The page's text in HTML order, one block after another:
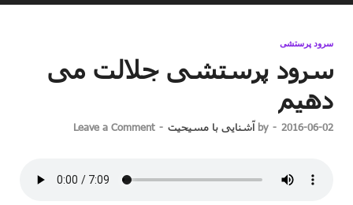
سرود پرستشی
سرود پرستشی جلالت می
دهیم
2016-06-02
-
by آشنایی با مسیحیت -
Leave a Comment